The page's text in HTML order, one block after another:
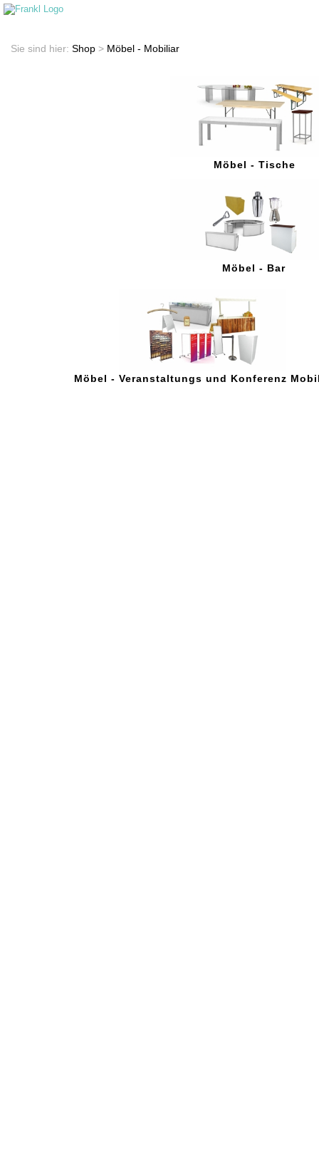
Sie sind hier: Shop > Möbel - Mobiliar
Möbel - Tische
Möbel - Bar
Möbel - Veranstaltungs und Konferenz